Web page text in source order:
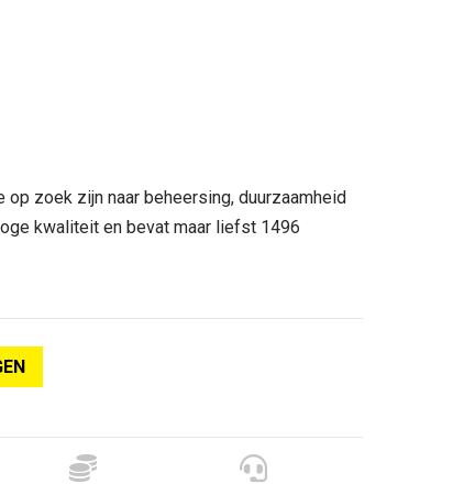
zoek zijn naar beheersing, duurzaamheid
kwaliteit en bevat maar liefst 1496
 